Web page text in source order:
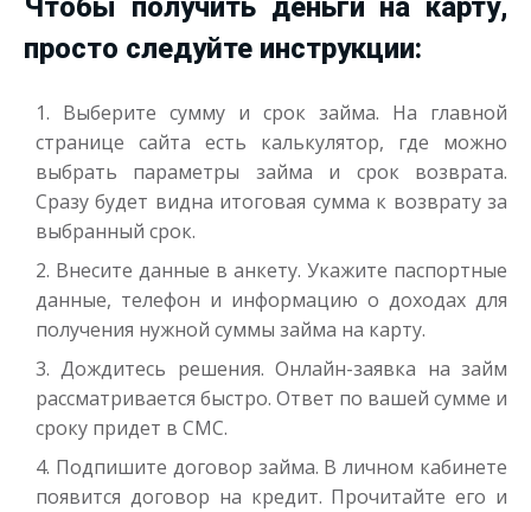
Чтобы получить деньги на карту,
просто следуйте инструкции:
Выберите сумму и срок займа. На главной
странице сайта есть калькулятор, где можно
выбрать параметры займа и срок возврата.
Сразу будет видна итоговая сумма к возврату за
выбранный срок.
Внесите данные в анкету. Укажите паспортные
данные, телефон и информацию о доходах для
получения нужной суммы займа на карту.
Дождитесь решения. Онлайн-заявка на займ
рассматривается быстро. Ответ по вашей сумме и
сроку придет в СМС.
Подпишите договор займа. В личном кабинете
появится договор на кредит. Прочитайте его и